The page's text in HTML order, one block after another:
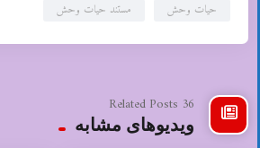
حیات وحش مستند حیات وحش
36 Related Posts
ویدیوهای مشابه